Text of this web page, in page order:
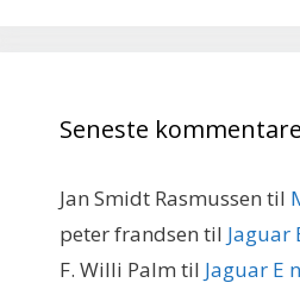
Seneste
Jan Smidt Rasmussen til
peter frandsen til Jaguar
F. Willi Palm til Jaguar E